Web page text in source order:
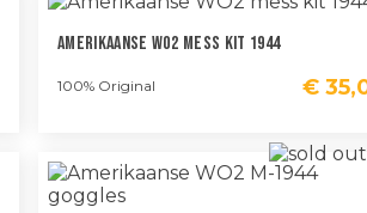
Amerikaanse WO2 Mess Kit 1944
100% Original €